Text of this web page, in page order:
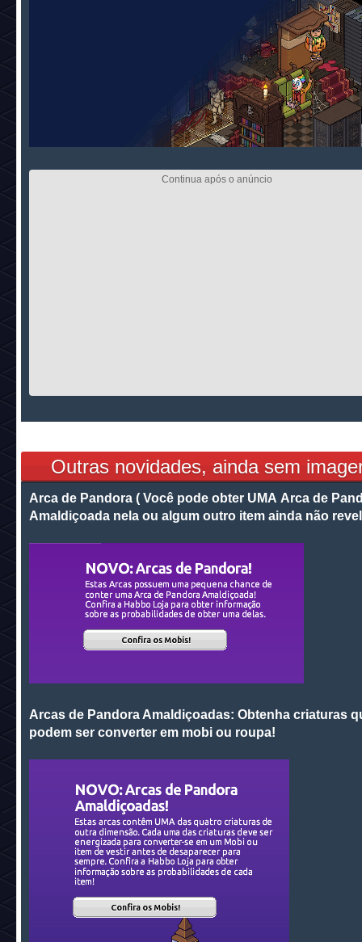
Outras novidades, ainda sem
Arca de Pandora ( Você pode obter UMA Arca de
Amaldiçoada nela ou algum outro item ainda não
Arcas de Pandora Amaldiçoadas: Obtenha criaturas
podem ser converter em mobi ou roupa!